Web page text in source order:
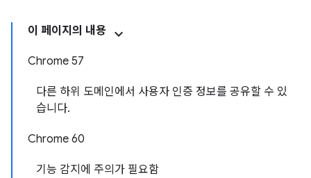
이 페이지의 내용
Chrome 57
다른 하위 도메인에서 사용자 인증 정보를 공유할 수 있
습니다.
Chrome 60
기능 감지에 주의가 필요함